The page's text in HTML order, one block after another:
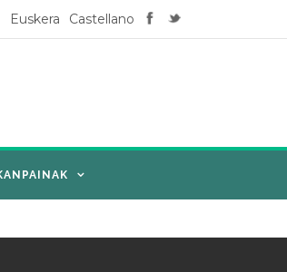
Euskera Castellano